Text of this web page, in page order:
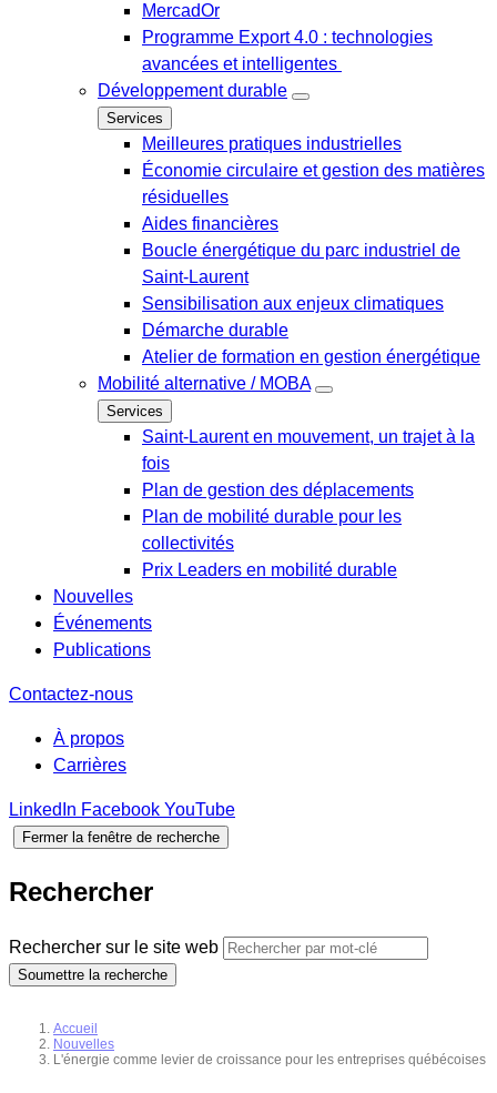
MercadOr
Programme Export 4.0 : technologies
avancées et intelligentes
Développement durable
Services
Meilleures pratiques industrielles
Économie circulaire et gestion des matières
résiduelles
Aides financières
Boucle énergétique du parc industriel de
Saint-Laurent
Sensibilisation aux enjeux climatiques
Démarche durable
Atelier de formation en gestion énergétique
Mobilité alternative / MOBA
Services
Saint-Laurent en mouvement, un trajet à la
fois
Plan de gestion des déplacements
Plan de mobilité durable pour les
collectivités
Prix Leaders en mobilité durable
Nouvelles
Événements
Publications
Contactez-nous
À propos
Carrières
LinkedIn Facebook YouTube
Fermer la fenêtre de recherche
Rechercher
Rechercher sur le site web
Soumettre la recherche
Accueil
Nouvelles
L'énergie comme levier de croissance pour les entreprises québécoises